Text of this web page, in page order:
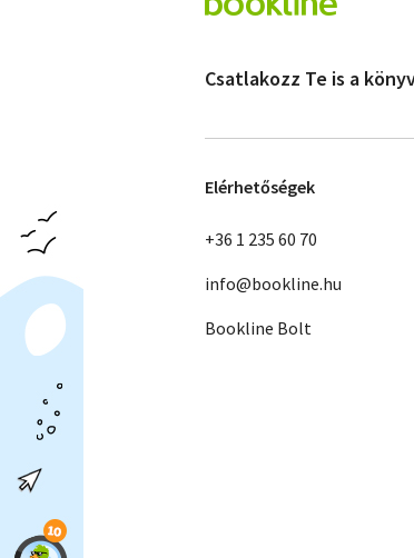
Csatlakozz Te is a
Elérhetőségek
+36 1 235 60 70
info@bookline.hu
Bookline Bolt